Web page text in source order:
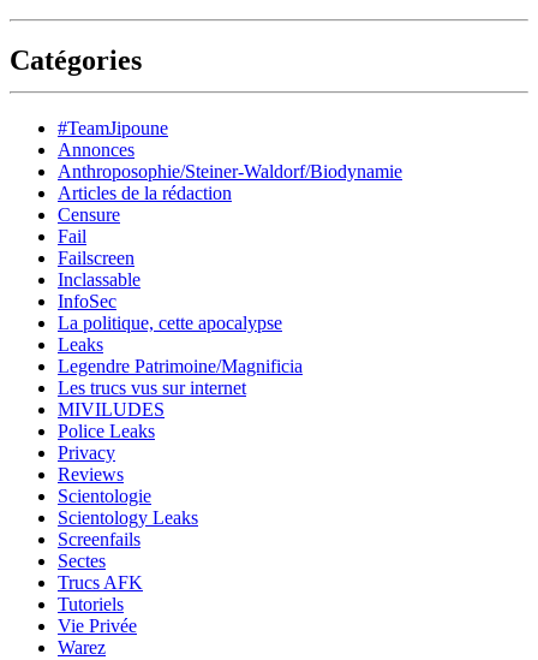
Catégories
#TeamJipoune
Annonces
Anthroposophie/Steiner-Waldorf/Biodynamie
Articles de la rédaction
Censure
Fail
Failscreen
Inclassable
InfoSec
La politique, cette apocalypse
Leaks
Legendre Patrimoine/Magnificia
Les trucs vus sur internet
MIVILUDES
Police Leaks
Privacy
Reviews
Scientologie
Scientology Leaks
Screenfails
Sectes
Trucs AFK
Tutoriels
Vie Privée
Warez